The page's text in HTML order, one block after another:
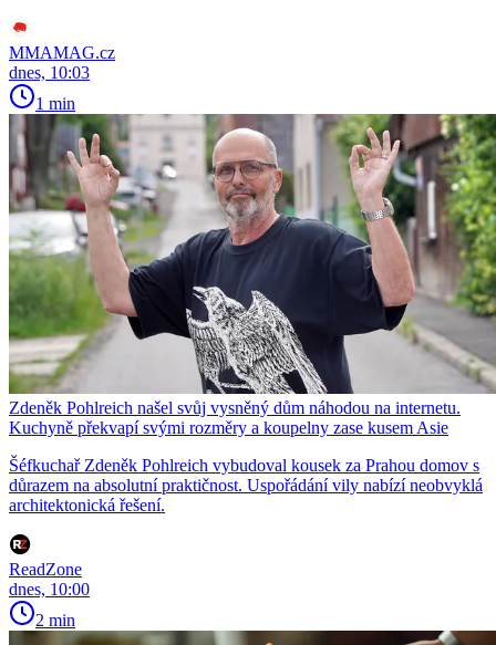
MMAMAG.cz
dnes, 10:03
1 min
Zdeněk Pohlreich našel svůj vysněný dům náhodou na internetu.
Kuchyně překvapí svými rozměry a koupelny zase kusem Asie
Šéfkuchař Zdeněk Pohlreich vybudoval kousek za Prahou domov s
důrazem na absolutní praktičnost. Uspořádání vily nabízí neobvyklá
architektonická řešení.
ReadZone
dnes, 10:00
2 min